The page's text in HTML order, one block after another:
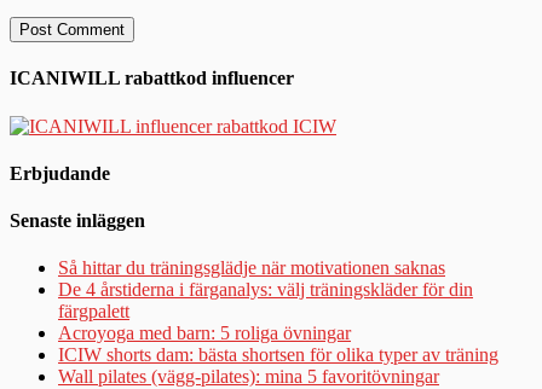
ICANIWILL rabattkod influencer
Erbjudande
Senaste inläggen
Så hittar du träningsglädje när motivationen saknas
De 4 årstiderna i färganalys: välj träningskläder för din
färgpalett
Acroyoga med barn: 5 roliga övningar
ICIW shorts dam: bästa shortsen för olika typer av träning
Wall pilates (vägg-pilates): mina 5 favoritövningar